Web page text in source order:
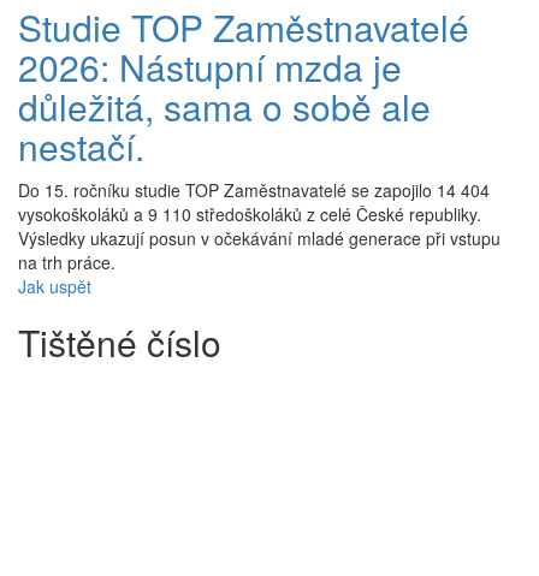
Studie TOP Zaměstnavatelé
2026: Nástupní mzda je
důležitá, sama o sobě ale
nestačí.
Do 15. ročníku studie TOP Zaměstnavatelé se zapojilo 14 404
vysokoškoláků a 9 110 středoškoláků z celé České republiky.
Výsledky ukazují posun v očekávání mladé generace při vstupu
na trh práce.
Jak uspět
Tištěné číslo